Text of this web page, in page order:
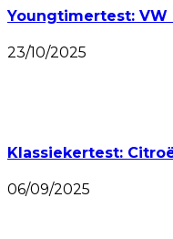
Youngtimertest: VW
23/10/2025
Klassiekertest:
06/09/2025